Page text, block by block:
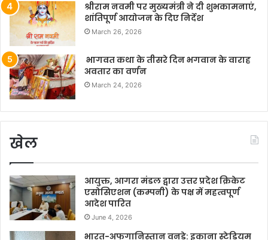
श्रीराम नवमी पर मुख्यमंत्री ने दी शुभकामनाएं,
शांतिपूर्ण आयोजन के दिए निर्देश
March 26, 2026
भागवत कथा के तीसरे दिन भगवान के वाराह
अवतार का वर्णन
March 24, 2026
खेल
आयुक्त, आगरा मंडल द्वारा उत्तर प्रदेश क्रिकेट
एसोसिएशन (कम्पनी) के पक्ष में महत्वपूर्ण
आदेश पारित
June 4, 2026
भारत-अफगानिस्तान वनडे: इकाना स्टेडियम